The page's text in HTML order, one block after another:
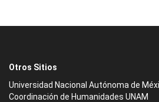
Otros Sitios
Universidad Nacional Autónoma de
Coordinación de Humanidades UNAM